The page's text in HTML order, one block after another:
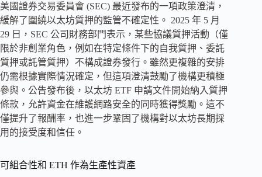
美國證券交易委員會 (SEC) 最近發布的一項政策澄清，
緩解了圍繞以太坊質押的監管不確定性。 2025 年 5 月
29 日，SEC 公司財務部門表示，某些協議質押活動（僅
限於非創業角色，例如在特定條件下的自我質押、委託
質押或託管質押）不構成證券發行。雖然更複雜的安排
仍需根據實際情況確定，但這項澄清鼓勵了機構更積極
參與。公告發布後，以太坊 ETF 申請文件開始納入質押
條款，允許資金在維護網路安全的同時獲得獎勵。這不
僅提升了報酬率，也進一步鞏固了機構對以太坊長期採
用的接受度和信任。
可組合性和 ETH 作為生產性資產